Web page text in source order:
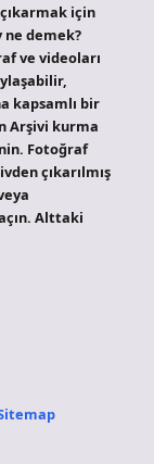
için
ne demek?
ve videoları
kapsamlı bir
Arşivi kurma
Fotoğraf
çıkarılmış
Alttaki